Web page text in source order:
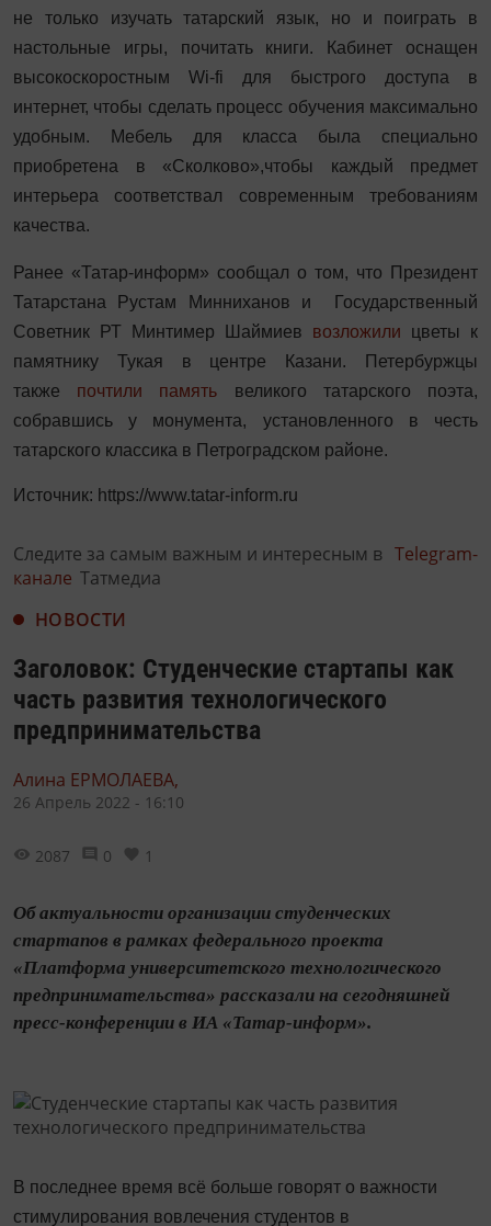
не только изучать татарский язык, но и поиграть в
настольные игры, почитать книги. Кабинет оснащен
высокоскоростным Wi-fi для быстрого доступа в
интернет, чтобы сделать процесс обучения максимально
удобным. Мебель для класса была специально
приобретена в «Сколково»,чтобы каждый предмет
интерьера соответствал современным требованиям
качества.
Ранее «Татар-информ» сообщал о том, что Президент
Татарстана Рустам Минниханов и Государственный
Советник РТ Минтимер Шаймиев возложили цветы к
памятнику Тукая в центре Казани. Петербуржцы
также почтили память великого татарского поэта,
собравшись у монумента, установленного в честь
татарского классика в Петроградском районе.
Источник: https://www.tatar-inform.ru
Следите за самым важным и интересным в Telegram-
канале Татмедиа
НОВОСТИ
Заголовок: Студенческие стартапы как
часть развития технологического
предпринимательства
Алина ЕРМОЛАЕВА,
26 Апрель 2022 - 16:10
2087 0 1
Об актуальности организации студенческих
стартапов в рамках федерального проекта
«Платформа университетского технологического
предпринимательства» рассказали на сегодняшней
пресс-конференции в ИА «Татар-информ».
В последнее время всё больше говорят о важности
стимулирования вовлечения студентов в